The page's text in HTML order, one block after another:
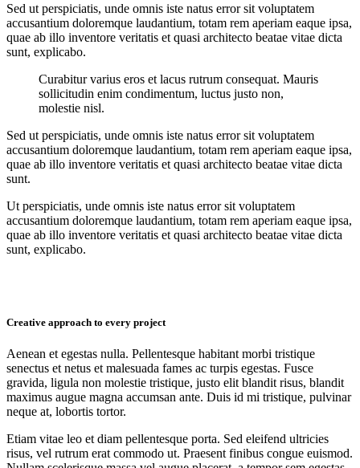
Sed ut perspiciatis, unde omnis iste natus error sit voluptatem
accusantium doloremque laudantium, totam rem aperiam eaque ipsa,
quae ab illo inventore veritatis et quasi architecto beatae vitae dicta
sunt, explicabo.
Curabitur varius eros et lacus rutrum consequat. Mauris
sollicitudin enim condimentum, luctus justo non,
molestie nisl.
Sed ut perspiciatis, unde omnis iste natus error sit voluptatem
accusantium doloremque laudantium, totam rem aperiam eaque ipsa,
quae ab illo inventore veritatis et quasi architecto beatae vitae dicta
sunt.
Ut perspiciatis, unde omnis iste natus error sit voluptatem
accusantium doloremque laudantium, totam rem aperiam eaque ipsa,
quae ab illo inventore veritatis et quasi architecto beatae vitae dicta
sunt, explicabo.
Creative approach to every project
Aenean et egestas nulla. Pellentesque habitant morbi tristique
senectus et netus et malesuada fames ac turpis egestas. Fusce
gravida, ligula non molestie tristique, justo elit blandit risus, blandit
maximus augue magna accumsan ante. Duis id mi tristique, pulvinar
neque at, lobortis tortor.
Etiam vitae leo et diam pellentesque porta. Sed eleifend ultricies
risus, vel rutrum erat commodo ut. Praesent finibus congue euismod.